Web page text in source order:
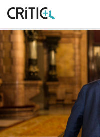
Cerca
per...
Subscriu-t'hi
Inicia sessió